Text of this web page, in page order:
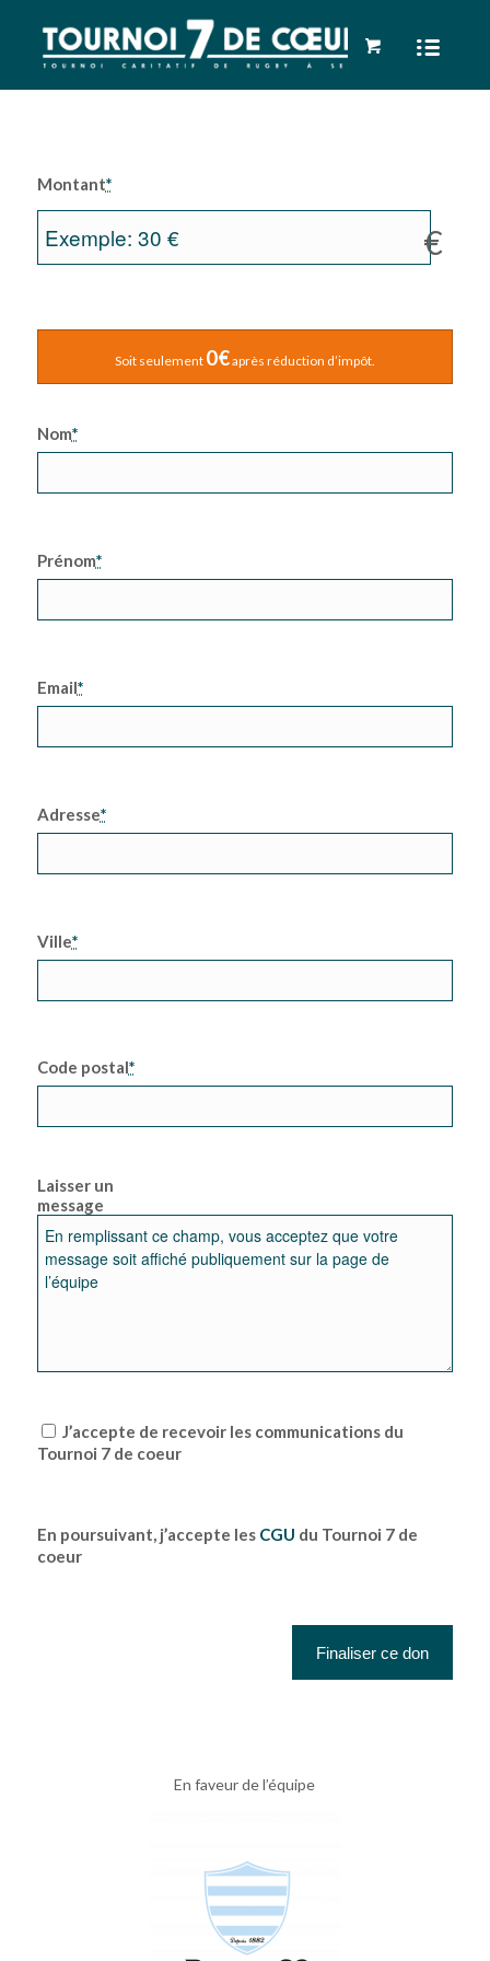
Montant*
€
Soit seulement 0€après réduction d’impôt.
Nom*
Prénom*
Email*
Adresse*
Ville*
Code postal*
Laisser un
message
Tournoi 7 de coeur
En poursuivant, j’accepte les CGU du Tournoi 7 de
coeur
En faveur de l’équipe